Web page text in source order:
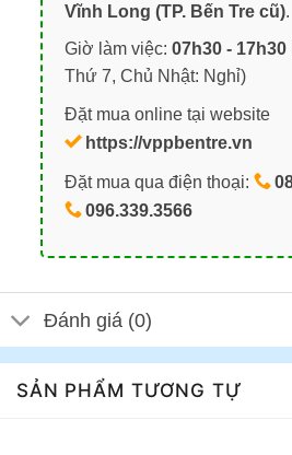
Vĩnh Long (TP. Bến Tre cũ).
Giờ làm việc: 07h30 - 17h30
Thứ 7, Chủ Nhật: Nghỉ)
Đặt mua online tại website
https://vppbentre.vn
Đặt mua qua điện thoại:
096.339.3566
Đánh giá (0)
SẢN PHẨM TƯƠNG TỰ